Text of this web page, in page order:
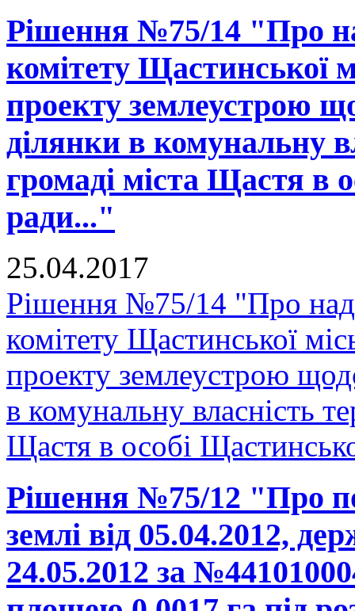
Рішення №75/14 "Про
комітету Щастинської
проекту землеустрою
ділянки в комунальну
громаді міста Щастя в
ради..."
25.04.2017
Рішення №75/14 "Про
комітету Щастинської
проекту землеустрою
в комунальну власність
Щастя в особі
Рішення №75/12 "Про
землі від 05.04.2012,
24.05.2012 за